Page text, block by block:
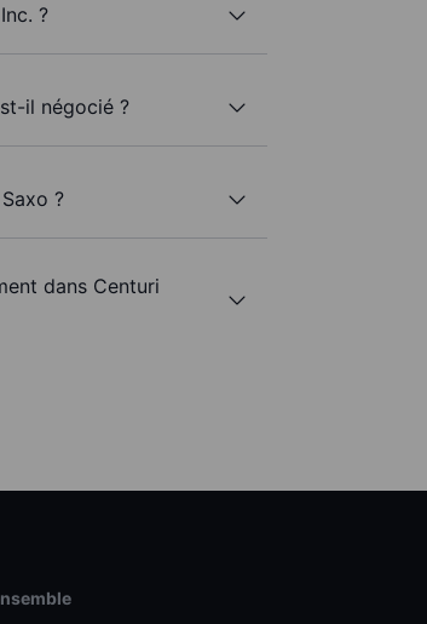
?
il négocié ?
?
dans Centuri